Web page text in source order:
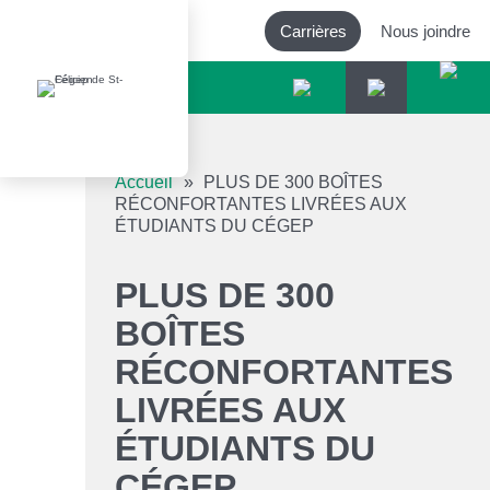
Carrières Nous joindre
Augmenter le texte
Diminuer le texte
Niveau de gris
Contraste élevé
Liens soulignés
Accueil »
PLUS DE 300 BOÎTES
RÉCONFORTANTES LIVRÉES AUX
ÉTUDIANTS DU CÉGEP
PLUS DE 300
BOÎTES
RÉCONFORTANTES
LIVRÉES AUX
ÉTUDIANTS DU